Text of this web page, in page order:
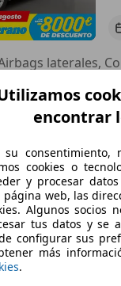
laterales,
TERRASSA
S
encontrar
su consentimiento,
cookies o
y procesar
página web, las
Algunos socios
tus datos y se
configurar sus
más
.